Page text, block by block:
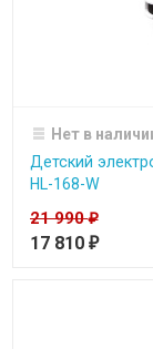
Нет в
Детский
HL-168-W
21 990₽
17 810 ₽